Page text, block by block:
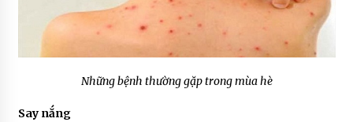
Những bệnh thường gặp trong mùa hè
Say nắng